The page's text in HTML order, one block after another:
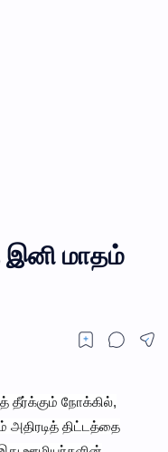
இனி மாதம்
தீர்க்கும் நோக்கில்,
அதிரடித் திட்டத்தை